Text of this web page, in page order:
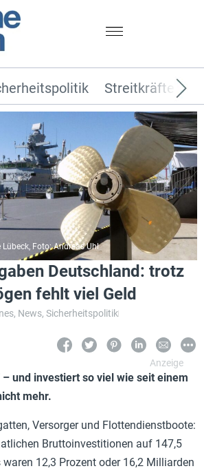
Streitkräfte
Foto: Andreas Uhl
Deutschland: trotz
fehlt viel Geld
, News, Sicherheitspolitik
– und investiert so viel wie seit einem
mehr.
Versorger und Flottendienstboote:
Bruttoinvestitionen auf 147,5
12,3 Prozent oder 16,2 Milliarden